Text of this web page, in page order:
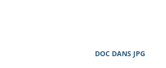
DOC DANS JPG